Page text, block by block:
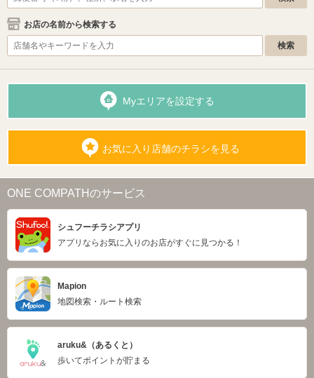
お店の名前から検索する
Myエリアを設定する
お気に入り店舗のチラシを見る
ONE COMPATHのサービス
シュフーチラシアプリ
アプリならお気に入りのお店がすぐに見つかる！
Mapion
地図検索・ルート検索
aruku&（あるくと）
歩いてポイントが貯まる